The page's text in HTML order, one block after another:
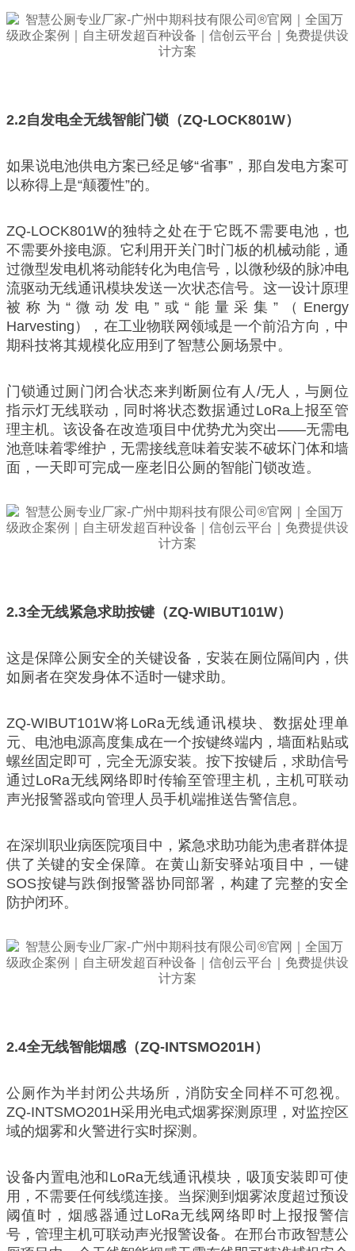
2.2自发电全无线智能门锁（ZQ-LOCK801W）
如果说电池供电方案已经足够“省事”，那自发电方案可
以称得上是“颠覆性”的。
ZQ-LOCK801W的独特之处在于它既不需要电池，也
不需要外接电源。它利用开关门时门板的机械动能，通
过微型发电机将动能转化为电信号，以微秒级的脉冲电
流驱动无线通讯模块发送一次状态信号。这一设计原理
被称为“微动发电”或“能量采集”（Energy
Harvesting），在工业物联网领域是一个前沿方向，中
期科技将其规模化应用到了智慧公厕场景中。
门锁通过厕门闭合状态来判断厕位有人/无人，与厕位
指示灯无线联动，同时将状态数据通过LoRa上报至管
理主机。该设备在改造项目中优势尤为突出——无需电
池意味着零维护，无需接线意味着安装不破坏门体和墙
面，一天即可完成一座老旧公厕的智能门锁改造。
2.3全无线紧急求助按键（ZQ-WIBUT101W）
这是保障公厕安全的关键设备，安装在厕位隔间内，供
如厕者在突发身体不适时一键求助。
ZQ-WIBUT101W将LoRa无线通讯模块、数据处理单
元、电池电源高度集成在一个按键终端内，墙面粘贴或
螺丝固定即可，完全无源安装。按下按键后，求助信号
通过LoRa无线网络即时传输至管理主机，主机可联动
声光报警器或向管理人员手机端推送告警信息。
在深圳职业病医院项目中，紧急求助功能为患者群体提
供了关键的安全保障。在黄山新安驿站项目中，一键
SOS按键与跌倒报警器协同部署，构建了完整的安全
防护闭环。
2.4全无线智能烟感（ZQ-INTSMO201H）
公厕作为半封闭公共场所，消防安全同样不可忽视。
ZQ-INTSMO201H采用光电式烟雾探测原理，对监控区
域的烟雾和火警进行实时探测。
设备内置电池和LoRa无线通讯模块，吸顶安装即可使
用，不需要任何线缆连接。当探测到烟雾浓度超过预设
阈值时，烟感器通过LoRa无线网络即时上报报警信
号，管理主机可联动声光报警设备。在邢台市政智慧公